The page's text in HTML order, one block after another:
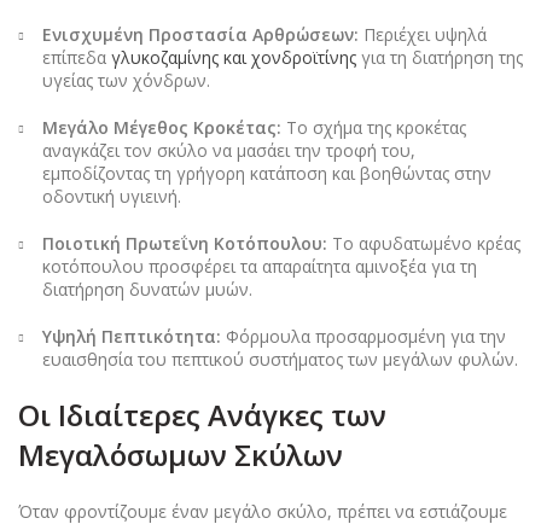
Ενισχυμένη Προστασία Αρθρώσεων: Περιέχει υψηλά
επίπεδα γλυκοζαμίνης και χονδροϊτίνης για τη διατήρηση της
υγείας των χόνδρων.
Μεγάλο Μέγεθος Κροκέτας: Το σχήμα της κροκέτας
αναγκάζει τον σκύλο να μασάει την τροφή του,
εμποδίζοντας τη γρήγορη κατάποση και βοηθώντας στην
οδοντική υγιεινή.
Ποιοτική Πρωτεΐνη Κοτόπουλου: Το αφυδατωμένο κρέας
κοτόπουλου προσφέρει τα απαραίτητα αμινοξέα για τη
διατήρηση δυνατών μυών.
Υψηλή Πεπτικότητα: Φόρμουλα προσαρμοσμένη για την
ευαισθησία του πεπτικού συστήματος των μεγάλων φυλών.
Οι Ιδιαίτερες Ανάγκες των
Μεγαλόσωμων Σκύλων
Όταν φροντίζουμε έναν μεγάλο σκύλο, πρέπει να εστιάζουμε